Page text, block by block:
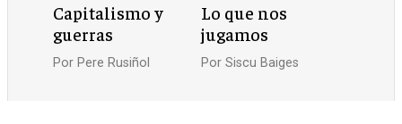
Capitalismo y
guerras
Por Pere Rusiñol
Lo que nos
jugamos
Por Siscu Baiges